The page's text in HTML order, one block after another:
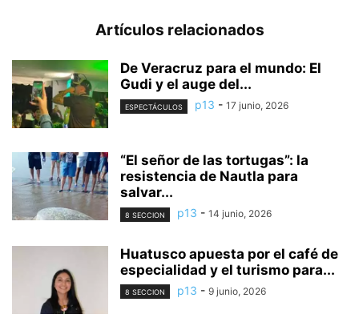
Artículos relacionados
De Veracruz para el mundo: El
Gudi y el auge del...
ESPECTÁCULOS p13 - 17 junio, 2026
“El señor de las tortugas”: la
resistencia de Nautla para
salvar...
8 SECCION p13 - 14 junio, 2026
Huatusco apuesta por el café de
especialidad y el turismo para...
8 SECCION p13 - 9 junio, 2026